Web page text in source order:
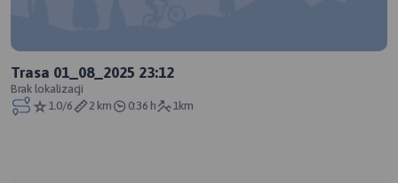
Trasa 01_08_2025 23:12
Brak lokalizacji
1.0/6
2 km 0:36 h 1km